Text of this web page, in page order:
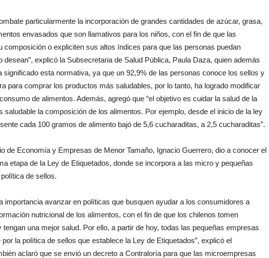
particularmente la incorporación de grandes cantidades de azúcar, grasa,
envasados que son llamativos para los niños, con el fin de que las
composición o expliciten sus altos índices para que las personas puedan
desean”, explicó la Subsecretaria de Salud Pública, Paula Daza, quien además
significado esta normativa, ya que un 92,9% de las personas conoce los sellos y
para comprar los productos más saludables, por lo tanto, ha logrado modificar
de alimentos. Además, agregó que “el objetivo es cuidar la salud de la
saludable la composición de los alimentos. Por ejemplo, desde el inicio de la ley
cada 100 gramos de alimento bajó de 5,6 cucharaditas, a 2,5 cucharaditas”.
de Economía y Empresas de Menor Tamaño, Ignacio Guerrero, dio a conocer el
etapa de la Ley de Etiquetados, donde se incorpora a las micro y pequeñas
de sellos.
importancia avanzar en políticas que busquen ayudar a los consumidores a
nutricional de los alimentos, con el fin de que los chilenos tomen
una mejor salud. Por ello, a partir de hoy, todas las pequeñas empresas
la política de sellos que establece la Ley de Etiquetados”, explicó el
aclaró que se envió un decreto a Contraloría para que las microempresas